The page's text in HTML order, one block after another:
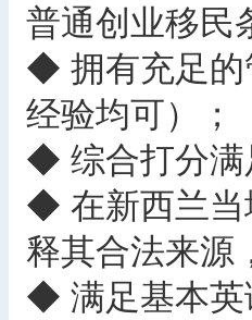
普通创业移民
◆ 拥有充足的
经验均可）；
◆ 综合打分满
◆ 在新西兰当
释其合法来源
◆ 满足基本英